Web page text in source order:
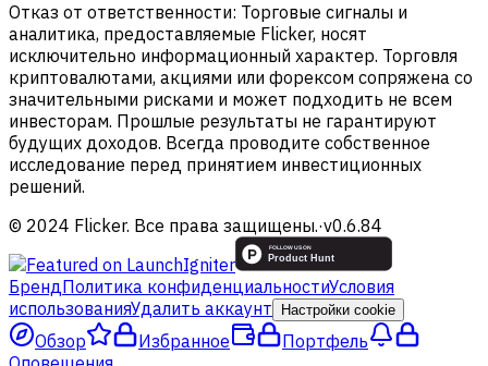
Отказ от ответственности: Торговые сигналы и
аналитика, предоставляемые Flicker, носят
исключительно информационный характер. Торговля
криптовалютами, акциями или форексом сопряжена со
значительными рисками и может подходить не всем
инвесторам. Прошлые результаты не гарантируют
будущих доходов. Всегда проводите собственное
исследование перед принятием инвестиционных
решений.
© 2024 Flicker. Все права защищены.·v0.6.84
БрендПолитика конфиденциальностиУсловия
использованияУдалить аккаунт Настройки cookie
Обзор Избранное
Портфель